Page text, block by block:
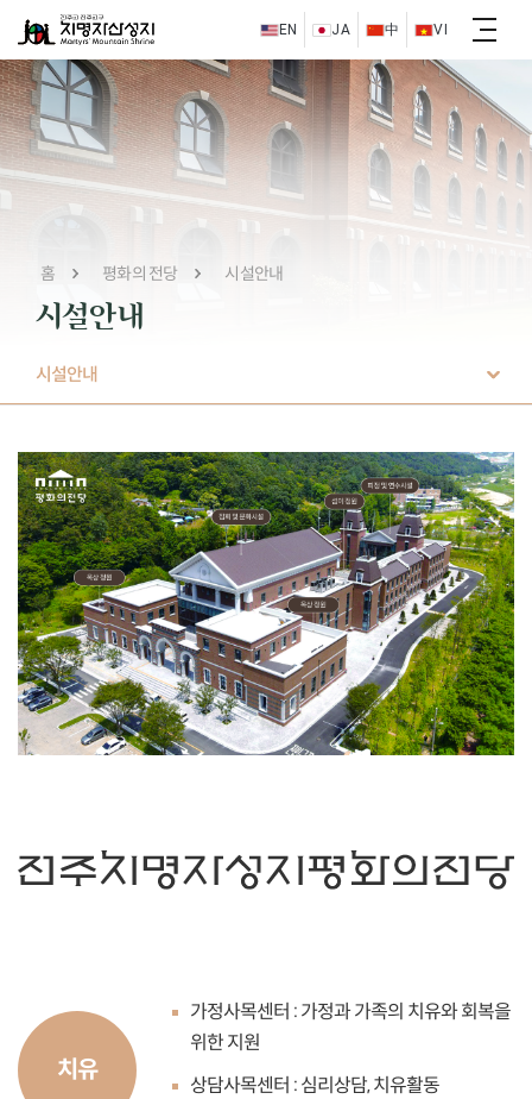
EN JA 中 VI
홈 평화의 전당 시설안내
시설안내
시설안내
치유
가정사목센터 : 가정과 가족의 치유와 회복을
위한 지원
상담사목센터 : 심리상담, 치유활동